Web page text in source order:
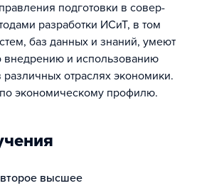
подготовки в совер­
разработки ИСиТ, в том
баз данных и знаний, умеют
внедрению и использованию
отраслях экономики.
экономическому профилю.
второе высшее